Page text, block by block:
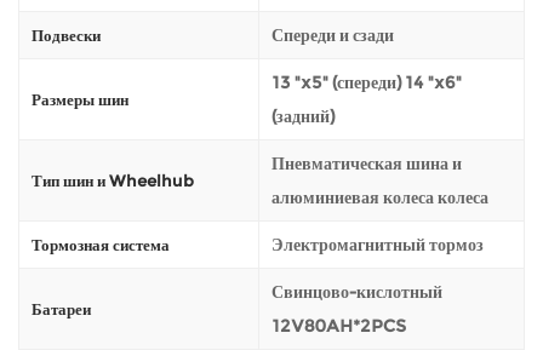
Подвески Спереди и сзади
Размеры шин
13 "x5" (спереди) 14 "x6"
(задний)
Тип шин и Wheelhub
Пневматическая шина и
алюминиевая колеса колеса
Тормозная система Электромагнитный тормоз
Батареи
Свинцово-кислотный
12V80AH*2PCS